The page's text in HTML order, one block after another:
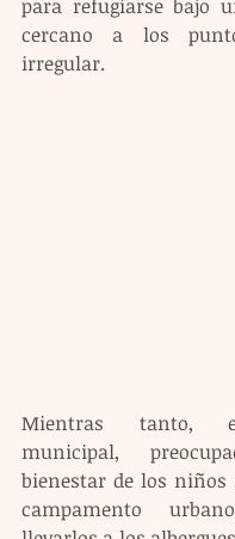
para refugiarse bajo
cercano a los
irregular.
Mientras tanto,
municipal,
bienestar de los niños
campamento